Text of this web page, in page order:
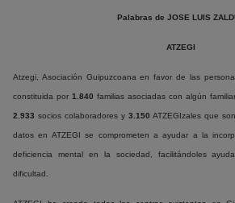
Palabras de JOSE LUIS
ATZEGI
Atzegi, Asociación Guipuzcoana en favor de las
constituida por 1.840 familias asociadas con algún
2.933 socios colaboradores y 3.150 ATZEGIzales que
datos en ATZEGI se comprometen a ayudar a la
deficiencia mental en la sociedad, facilitándoles
dificultad.